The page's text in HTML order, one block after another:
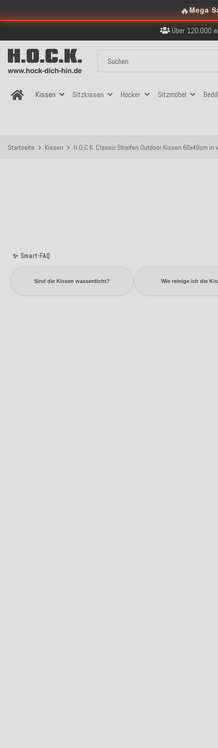
🔥Mega
Kostenloser Versand
Über 120.000
Sicher
Kostenloser Versand
Kissen
Sitzkissen Hocker Sitzmöbel
Startseite Kissen H.O.C.K. Classic Streifen Outdoor Kissen 60x40cm in
✨ Smart-FAQ
Sind die Kissen wasserdicht? Wie reinige ich die